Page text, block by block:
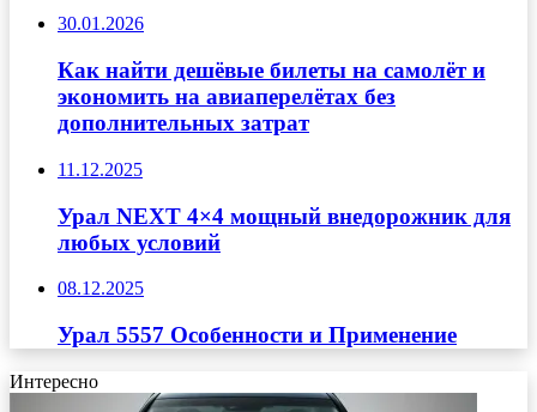
30.01.2026
Как найти дешёвые билеты на самолёт и
экономить на авиаперелётах без
дополнительных затрат
11.12.2025
Урал NEXT 4×4 мощный внедорожник для
любых условий
08.12.2025
Урал 5557 Особенности и Применение
Интересно